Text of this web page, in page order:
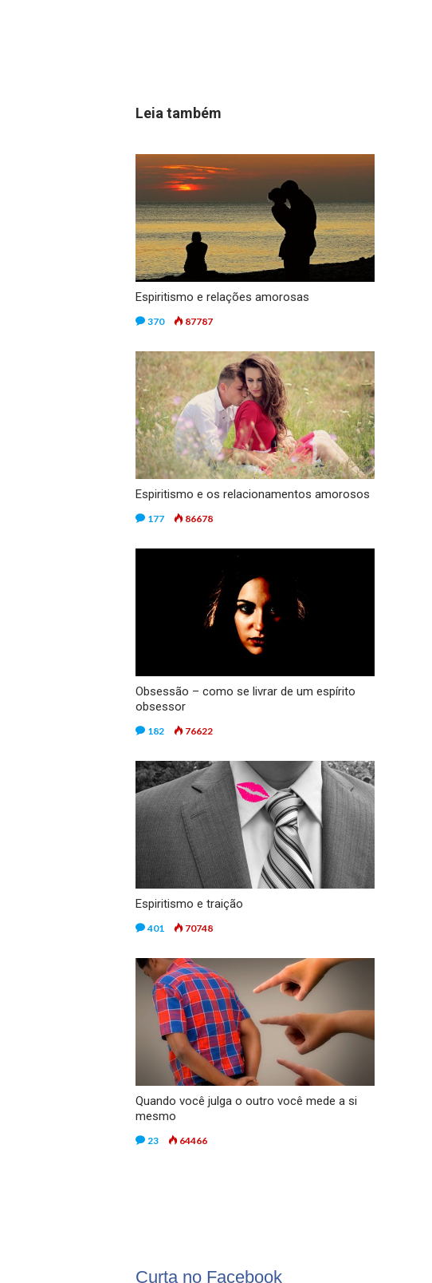
Leia também
Espiritismo e relações amorosas
370 87787
Espiritismo e os relacionamentos amorosos
177 86678
Obsessão – como se livrar de um espírito
obsessor
182 76622
Espiritismo e traição
401 70748
Quando você julga o outro você mede a si
mesmo
23 64466
Curta no Facebook